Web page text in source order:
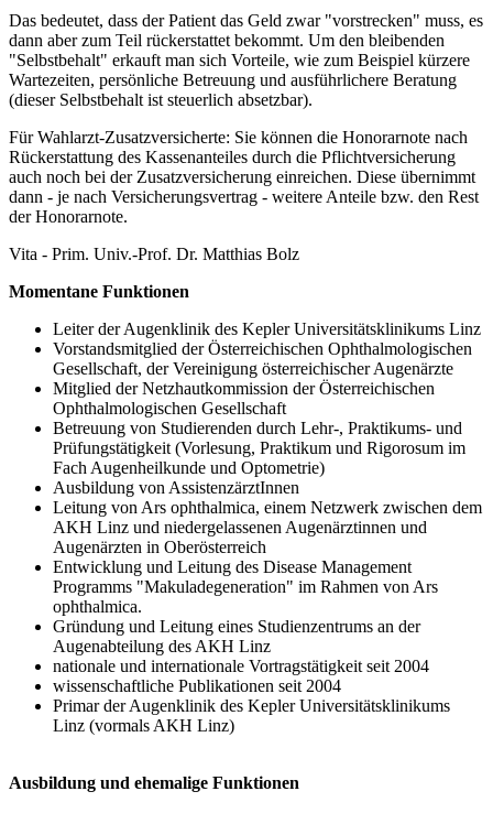
Das bedeutet, dass der Patient das Geld zwar "vorstrecken" muss, es
dann aber zum Teil rückerstattet bekommt. Um den bleibenden
"Selbstbehalt" erkauft man sich Vorteile, wie zum Beispiel kürzere
Wartezeiten, persönliche Betreuung und ausführlichere Beratung
(dieser Selbstbehalt ist steuerlich absetzbar).
Für Wahlarzt-Zusatzversicherte: Sie können die Honorarnote nach
Rückerstattung des Kassenanteiles durch die Pflichtversicherung
auch noch bei der Zusatzversicherung einreichen. Diese übernimmt
dann - je nach Versicherungsvertrag - weitere Anteile bzw. den Rest
der Honorarnote.
Vita - Prim. Univ.-Prof. Dr. Matthias Bolz
Momentane Funktionen
Leiter der Augenklinik des Kepler Universitätsklinikums Linz
Vorstandsmitglied der Österreichischen Ophthalmologischen
Gesellschaft, der Vereinigung österreichischer Augenärzte
Mitglied der Netzhautkommission der Österreichischen
Ophthalmologischen Gesellschaft
Betreuung von Studierenden durch Lehr-, Praktikums- und
Prüfungstätigkeit (Vorlesung, Praktikum und Rigorosum im
Fach Augenheilkunde und Optometrie)
Ausbildung von AssistenzärztInnen
Leitung von Ars ophthalmica, einem Netzwerk zwischen dem
AKH Linz und niedergelassenen Augenärztinnen und
Augenärzten in Oberösterreich
Entwicklung und Leitung des Disease Management
Programms "Makuladegeneration" im Rahmen von Ars
ophthalmica.
Gründung und Leitung eines Studienzentrums an der
Augenabteilung des AKH Linz
nationale und internationale Vortragstätigkeit seit 2004
wissenschaftliche Publikationen seit 2004
Primar der Augenklinik des Kepler Universitätsklinikums
Linz (vormals AKH Linz)
Ausbildung und ehemalige Funktionen